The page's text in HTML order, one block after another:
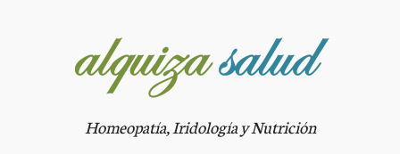
Homeopatía, Iridología y Nutrición